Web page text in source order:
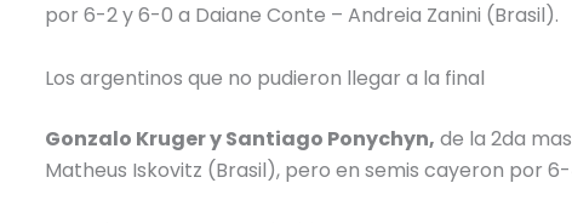
por 6-2 y 6-0 a Daiane Conte – Andreia Zanini (Brasil).
Los argentinos que no pudieron llegar a la final
Gonzalo Kruger y Santiago Ponychyn, de la 2da
Matheus Iskovitz (Brasil), pero en semis cayeron por